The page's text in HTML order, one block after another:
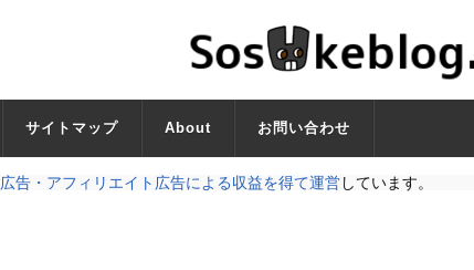
サイトマップ About お問い合わせ
広告・アフィリエイト広告による収益を得て運営しています。